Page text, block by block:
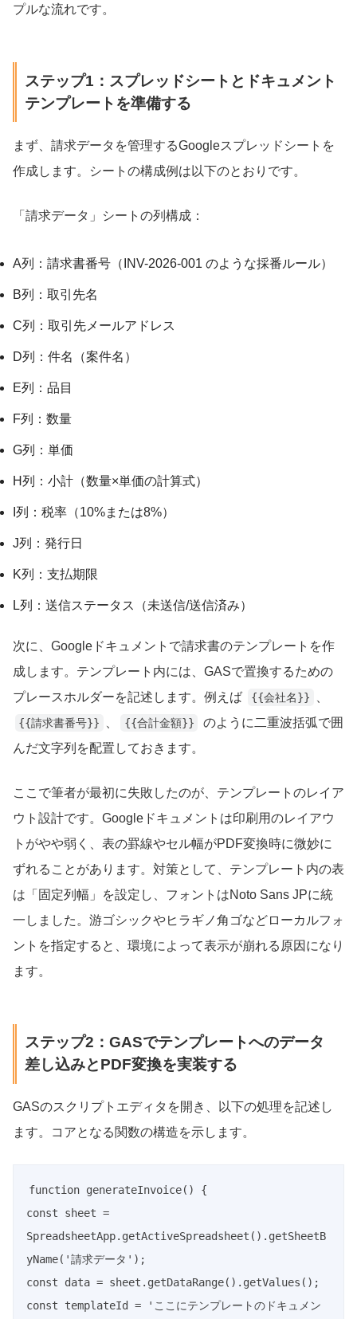
プルな流れです。
ステップ1：スプレッドシートとドキュメント
テンプレートを準備する
まず、請求データを管理するGoogleスプレッドシートを
作成します。シートの構成例は以下のとおりです。
「請求データ」シートの列構成：
A列：請求書番号（INV-2026-001 のような採番ルール）
B列：取引先名
C列：取引先メールアドレス
D列：件名（案件名）
E列：品目
F列：数量
G列：単価
H列：小計（数量×単価の計算式）
I列：税率（10%または8%）
J列：発行日
K列：支払期限
L列：送信ステータス（未送信/送信済み）
次に、Googleドキュメントで請求書のテンプレートを作
成します。テンプレート内には、GASで置換するための
プレースホルダーを記述します。例えば
{{会社名}}
{{請求書番号}} {{合計金額}}
のように二重波括弧で囲
んだ文字列を配置しておきます。
ここで筆者が最初に失敗したのが、テンプレートのレイア
ウト設計です。Googleドキュメントは印刷用のレイアウ
トがやや弱く、表の罫線やセル幅がPDF変換時に微妙に
ずれることがあります。対策として、テンプレート内の表
は「固定列幅」を設定し、フォントはNoto Sans JPに統
一しました。游ゴシックやヒラギノ角ゴなどローカルフォ
ントを指定すると、環境によって表示が崩れる原因になり
ます。
ステップ2：GASでテンプレートへのデータ
差し込みとPDF変換を実装する
GASのスクリプトエディタを開き、以下の処理を記述し
ます。コアとなる関数の構造を示します。
function generateInvoice() {
const sheet =
SpreadsheetApp.getActiveSpreadsheet().getSheetB
yName('請求データ');
const data = sheet.getDataRange().getValues();
const templateId = 'ここにテンプレートのドキュメン